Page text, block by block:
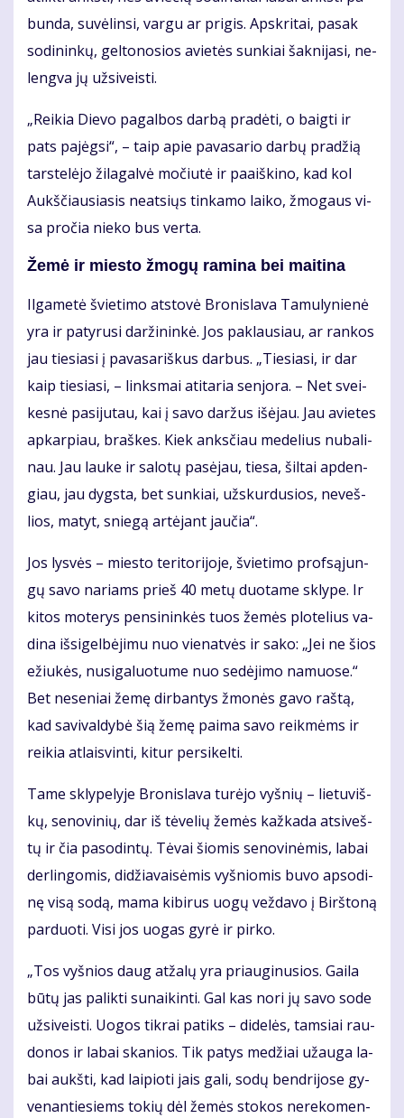
bun­da, su­vė­lin­si, var­gu ar pri­gis. Ap­skri­tai, pa­sak
so­di­nin­kų, gel­to­no­sios avie­tės sun­kiai šak­ni­ja­si, ne­
leng­va jų už­si­veis­ti.
„Rei­kia Die­vo pa­gal­bos dar­bą pra­dė­ti, o baig­ti ir
pats pa­jėg­si“, – taip apie pa­va­sa­rio dar­bų pra­džią
tars­te­lė­jo ži­la­gal­vė mo­čiu­tė ir pa­aiš­ki­no, kad kol
Aukš­čiau­sia­sis ne­at­siųs tin­ka­mo lai­ko, žmo­gaus vi­
sa pro­čia nie­ko bus ver­ta.
Že­mė ir mies­to žmo­gų ra­mi­na bei mai­ti­na
Il­ga­me­tė švie­ti­mo at­sto­vė Bro­nis­la­va Ta­mu­ly­nie­nė
yra ir pa­ty­ru­si dar­ži­nin­kė. Jos pa­klau­siau, ar ran­kos
jau tie­sia­si į pa­va­sa­riš­kus dar­bus. „Tie­sia­si, ir dar
kaip tie­sia­si, – links­mai ati­ta­ria sen­jo­ra. – Net svei­
kes­nė pa­si­ju­tau, kai į sa­vo dar­žus iš­ėjau. Jau avie­tes
ap­kar­piau, braš­kes. Kiek anks­čiau me­de­lius nu­ba­li­
nau. Jau lau­ke ir sa­lo­tų pa­sė­jau, tie­sa, šil­tai ap­den­
giau, jau dygs­ta, bet sun­kiai, už­skur­du­sios, ne­veš­
lios, ma­tyt, snie­gą ar­tė­jant jau­čia“.
Jos lys­vės – mies­to te­ri­to­ri­jo­je, švie­ti­mo prof­są­jun­
gų sa­vo na­riams prieš 40 me­tų duo­ta­me skly­pe. Ir
ki­tos mo­te­rys pen­si­nin­kės tuos že­mės plo­te­lius va­
di­na iš­si­gel­bė­ji­mu nuo vie­nat­vės ir sa­ko: „Jei ne šios
ežiu­kės, nu­si­ga­luo­tu­me nuo se­dė­ji­mo na­muo­se.“
Bet ne­se­niai že­mę dir­ban­tys žmo­nės ga­vo raš­tą,
kad sa­vi­val­dy­bė šią že­mę pa­ima sa­vo reik­mėms ir
rei­kia at­lais­vin­ti, ki­tur per­si­kel­ti.
Ta­me skly­pe­ly­je Bro­nis­la­va tu­rė­jo vyš­nių – lie­tu­viš­
kų, se­no­vi­nių, dar iš tė­ve­lių že­mės kaž­ka­da at­si­veš­
tų ir čia pa­so­din­tų. Tė­vai šio­mis se­no­vi­nė­mis, la­bai
der­lin­go­mis, di­džia­vai­sė­mis vyš­nio­mis bu­vo ap­so­di­
nę vi­są so­dą, ma­ma ki­bi­rus uo­gų vež­da­vo į Birš­to­ną
par­duo­ti. Vi­si jos uo­gas gy­rė ir pir­ko.
„Tos vyš­nios daug at­ža­lų yra pri­au­gi­nu­sios. Gai­la
bū­tų jas pa­lik­ti su­nai­kin­ti. Gal kas no­ri jų sa­vo so­de
už­si­veis­ti. Uo­gos tik­rai pa­tiks – di­de­lės, tam­siai rau­
do­nos ir la­bai ska­nios. Tik pa­tys me­džiai už­au­ga la­
bai aukš­ti, kad lai­pio­ti jais ga­li, so­dų ben­dri­jo­se gy­
ve­nan­tie­siems to­kių dėl že­mės sto­kos ne­re­ko­men­